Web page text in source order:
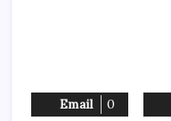
Email 0